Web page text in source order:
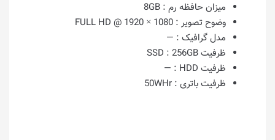
میزان حافظه رم : 8GB
وضوح تصویر : 1080 × 1920 @ FULL HD
مدل گرافیک : —
ظرفیت SSD :256GB
ظرفیت HDD :
—
ظرفیت باتری : 50WHr